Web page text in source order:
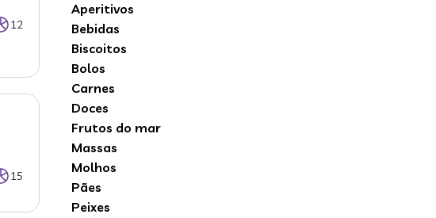
12
15
Aperitivos
Bebidas
Biscoitos
Bolos
Carnes
Doces
Frutos do mar
Massas
Molhos
Pães
Peixes